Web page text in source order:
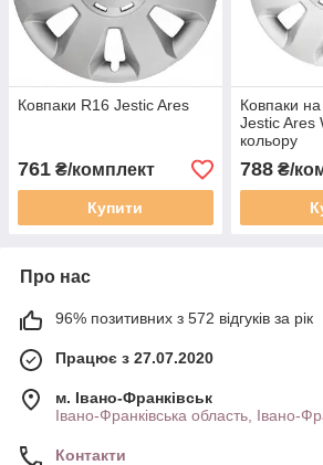
Ковпаки R16 Jestic Ares
761 ₴/комплект
Купити
Ковпаки
Jestic Ares
кольору
788₴/
Про нас
96% позитивних з 572 відгуків за рік
Працює з 27.07.2020
м. Івано-Франківськ
Івано-Франківська область, Івано-
Контакти